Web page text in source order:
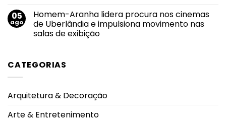
acolhimento
fortalecem
o
sucesso
da
em
Piscinas
em
condomínios:
segurança
durante
os
mais
quentes
05
ago
Homem-Aranha lidera procura nos cinemas
de Uberlândia e impulsiona movimento nas
salas de exibição
Homem-
Aranha
cinemas
e
CATEGORIAS
Arquitetura & Decoração
Arte & Entretenimento